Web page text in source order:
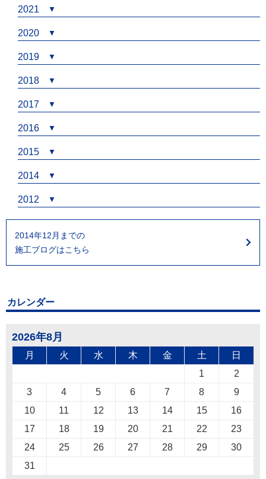
2021
2020
2019
2018
2017
2016
2015
2014
2012
2014年12月までの
施工ブログはこちら
カレンダー
2026年8月
月 火 水 木 金 土 日
1
2
3
4 5 6 7 8
9
10
11 12 13 14 15
16
17
18 19 20 21 22
23
24
25 26 27 28 29
30
31